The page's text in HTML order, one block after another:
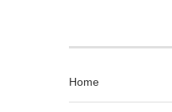
Home